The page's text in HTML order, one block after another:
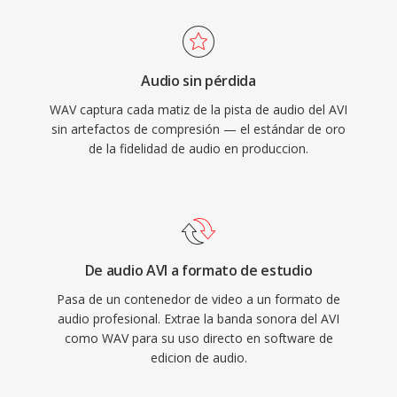
universalmente reconocidos y es ampliamente
soportado por reproductores multimedia y
herramientas de edición en todos los
importante es la fidelidad sin pérdida: dado qué
el WAV estándar no aplica ninguna compresión,
los datos almacenados son una representación
digital exacta de la grabación original,
convirtiéndolo en la opción preferida para
masterización y archivo. WAV también soporta
de producción. La principal desventaja es el
y la estructura RIFF de 32 bits impone un límite
de 4 GB, aunque RF64 elimina esa restricción.
Audio sin pérdida
WAV captura cada matiz de la pista de audio del AVI
sin artefactos de compresión — el estándar de oro
de la fidelidad de audio en produccion.
De audio AVI a formato de estudio
Pasa de un contenedor de video a un formato de
audio profesional. Extrae la banda sonora del AVI
como WAV para su uso directo en software de
edicion de audio.